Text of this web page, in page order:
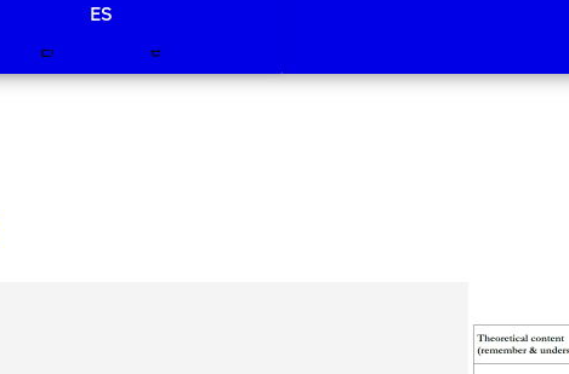
ES
Edit Template